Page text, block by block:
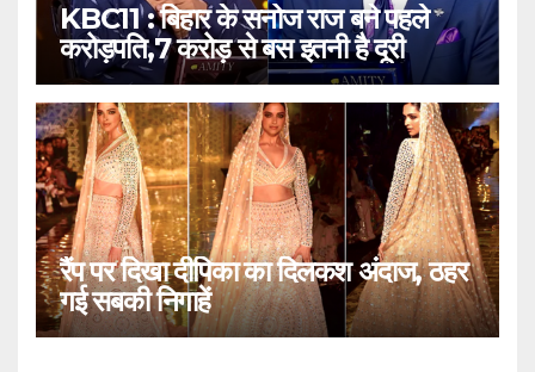
KBC11 : बिहार के सनोज राज बने पहले
करोड़पति,7 करोड़ से बस इतनी है दूरी
रैंप पर दिखा दीपिका का दिलकश अंदाज, ठहर
गई सबकी निगाहें